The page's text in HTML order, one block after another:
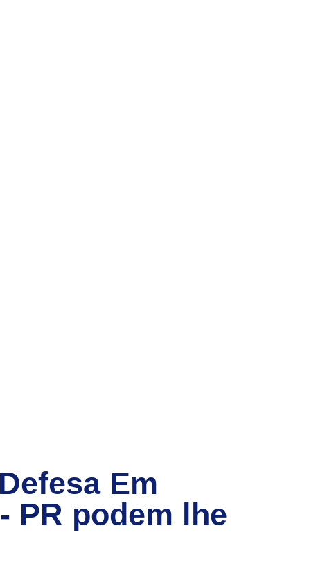
Em
PR podem lhe